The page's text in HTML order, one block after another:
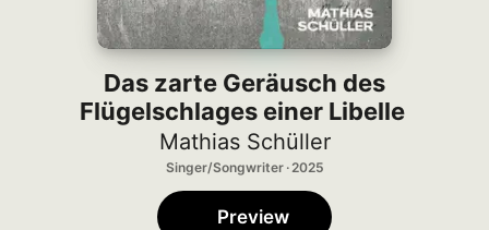
Das zarte Geräusch des
Flügelschlages einer Libelle
Mathias Schüller
Singer/Songwriter · 2025
Preview